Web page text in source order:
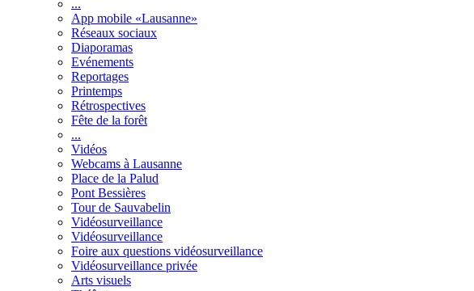
...
App mobile «Lausanne»
Réseaux sociaux
Diaporamas
Evénements
Reportages
Printemps
Rétrospectives
Fête de la forêt
...
Vidéos
Webcams à Lausanne
Place de la Palud
Pont Bessières
Tour de Sauvabelin
Vidéosurveillance
Vidéosurveillance
Foire aux questions vidéosurveillance
Vidéosurveillance privée
Arts visuels